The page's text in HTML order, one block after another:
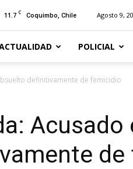
11.7 C Coquimbo, Chile Agosto 9,
POLICIAL
definitivamente de femicidio
Acusado